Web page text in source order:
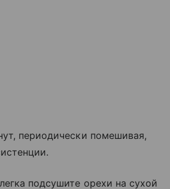
периодически помешивая,
подсушите орехи на сухой